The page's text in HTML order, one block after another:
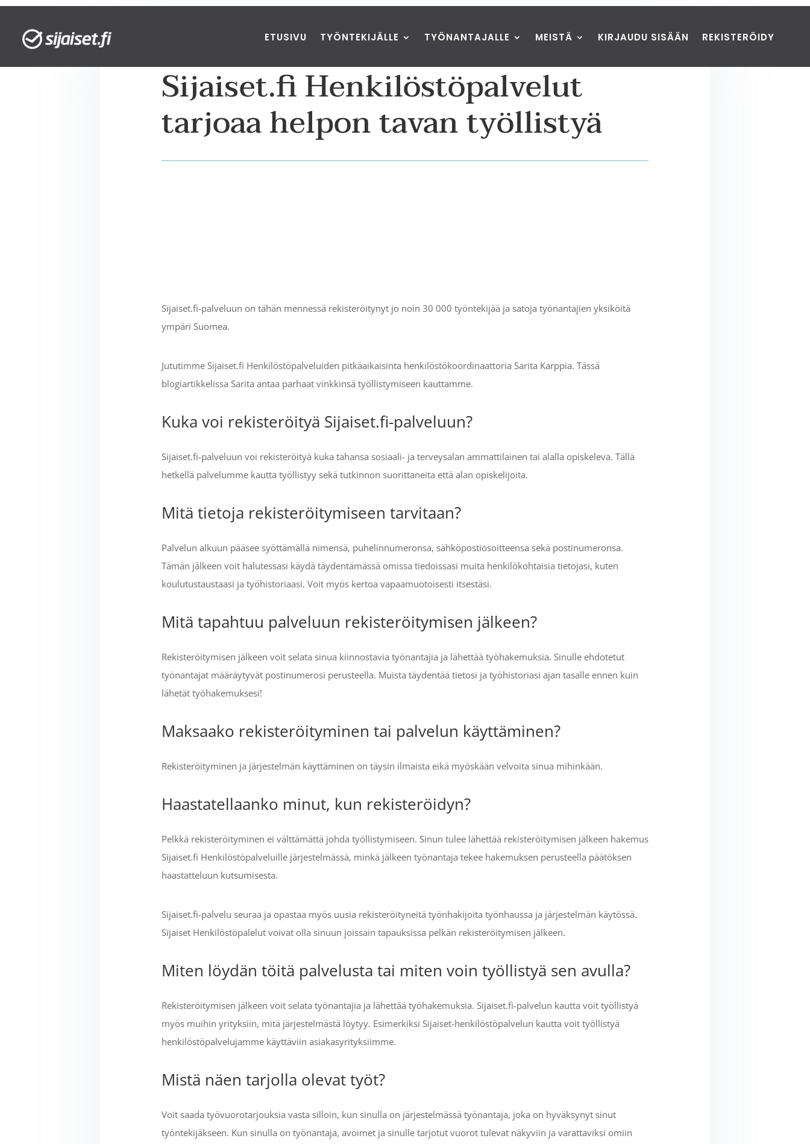
ETUSIVU TYÖNTEKIJÄLLE TYÖNANTAJALLE MEISTÄ KIRJAUDU SISÄÄN REKISTERÖIDY
Sijaiset.fi Henkilöstöpalvelut
tarjoaa helpon tavan työllistyä
Sijaiset.fi-palveluun on tähän mennessä rekisteröitynyt jo noin 30 000 työntekijää ja satoja työnantajien yksiköitä
ympäri Suomea.
Jututimme Sijaiset.fi Henkilöstöpalveluiden pitkäaikaisinta henkilöstökoordinaattoria Sarita Karppia. Tässä
blogiartikkelissa Sarita antaa parhaat vinkkinsä työllistymiseen kauttamme.
Kuka voi rekisteröityä Sijaiset.fi-palveluun?
Sijaiset.fi-palveluun voi rekisteröityä kuka tahansa sosiaali- ja terveysalan ammattilainen tai alalla opiskeleva. Tällä
hetkellä palvelumme kautta työllistyy sekä tutkinnon suorittaneita että alan opiskelijoita.
Mitä tietoja rekisteröitymiseen tarvitaan?
Palvelun alkuun pääsee syöttämällä nimensä, puhelinnumeronsa, sähköpostiosoitteensa sekä postinumeronsa.
Tämän jälkeen voit halutessasi käydä täydentämässä omissa tiedoissasi muita henkilökohtaisia tietojasi, kuten
koulutustaustaasi ja työhistoriaasi. Voit myös kertoa vapaamuotoisesti itsestäsi.
Mitä tapahtuu palveluun rekisteröitymisen jälkeen?
Rekisteröitymisen jälkeen voit selata sinua kiinnostavia työnantajia ja lähettää työhakemuksia. Sinulle ehdotetut
työnantajat määräytyvät postinumerosi perusteella. Muista täydentää tietosi ja työhistoriasi ajan tasalle ennen kuin
lähetät työhakemuksesi!
Maksaako rekisteröityminen tai palvelun käyttäminen?
Rekisteröityminen ja järjestelmän käyttäminen on täysin ilmaista eikä myöskään velvoita sinua mihinkään.
Haastatellaanko minut, kun rekisteröidyn?
Pelkkä rekisteröityminen ei välttämättä johda työllistymiseen. Sinun tulee lähettää rekisteröitymisen jälkeen hakemus
Sijaiset.fi Henkilöstöpalveluille järjestelmässä, minkä jälkeen työnantaja tekee hakemuksen perusteella päätöksen
haastatteluun kutsumisesta.
Sijaiset.fi-palvelu seuraa ja opastaa myös uusia rekisteröityneitä työnhakijoita työnhaussa ja järjestelmän käytössä.
Sijaiset Henkilöstöpalelut voivat olla sinuun joissain tapauksissa pelkän rekisteröitymisen jälkeen.
Miten löydän töitä palvelusta tai miten voin työllistyä sen avulla?
Rekisteröitymisen jälkeen voit selata työnantajia ja lähettää työhakemuksia. Sijaiset.fi-palvelun kautta voit työllistyä
myös muihin yrityksiin, mitä järjestelmästä löytyy. Esimerkiksi Sijaiset-henkilöstöpalvelun kautta voit työllistyä
henkilöstöpalvelujamme käyttäviin asiakasyrityksiimme.
Mistä näen tarjolla olevat työt?
Voit saada työvuorotarjouksia vasta silloin, kun sinulla on järjestelmässä työnantaja, joka on hyväksynyt sinut
työntekijäkseen. Kun sinulla on työnantaja, avoimet ja sinulle tarjotut vuorot tulevat näkyviin ja varattaviksi omiin